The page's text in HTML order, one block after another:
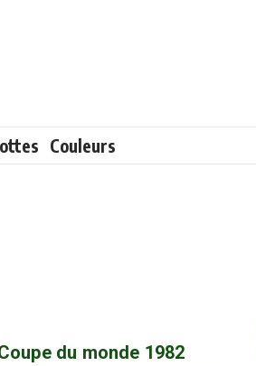
Couleurs
du monde 1982